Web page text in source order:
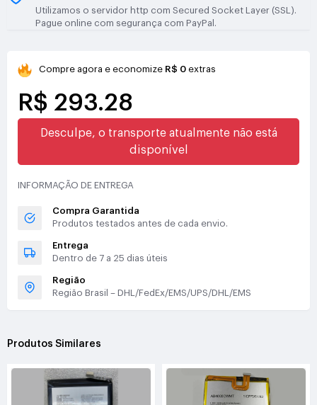
Utilizamos o servidor http com Secured Socket Layer (SSL).
Pague online com segurança com PayPal.
Compre agora e economize R$ 0 extras
R$ 293.28
Desculpe, o transporte atualmente não está
disponível
INFORMAÇÃO DE ENTREGA
Compra Garantida
Produtos testados antes de cada envio.
Entrega
Dentro de 7 a 25 dias úteis
Região
Região Brasil – DHL/FedEx/EMS/UPS/DHL/EMS
Produtos Similares